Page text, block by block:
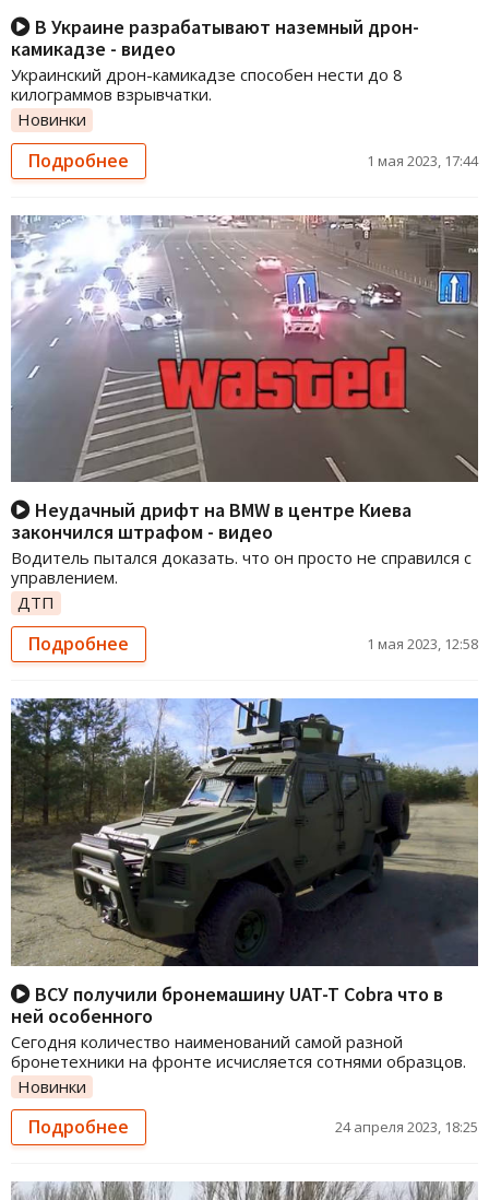
В Украине разрабатывают наземный дрон-
камикадзе - видео
Украинский дрон-камикадзе способен нести до 8
килограммов взрывчатки.
Новинки
Подробнее 1 мая 2023, 17:44
Неудачный дрифт на BMW в центре Киева
закончился штрафом - видео
Водитель пытался доказать. что он просто не справился с
управлением.
ДТП
Подробнее 1 мая 2023, 12:58
ВСУ получили бронемашину UAT-T Cobra что в
ней особенного
Сегодня количество наименований самой разной
бронетехники на фронте исчисляется сотнями образцов.
Новинки
Подробнее 24 апреля 2023, 18:25